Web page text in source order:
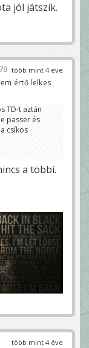
jól játszik.
több mint 4 éve
értő lelkes
TD-t aztán
passer és
csíkos
a többi.
több mint 4 éve